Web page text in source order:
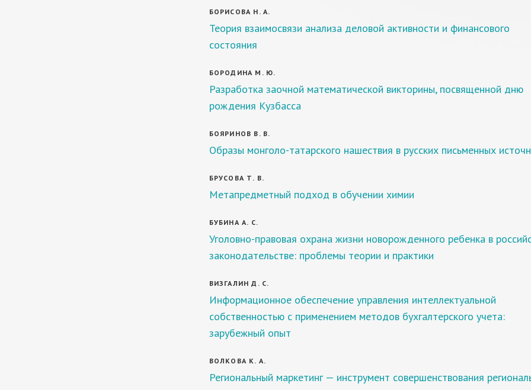
БОРИСОВА Н. А.
Теория взаимосвязи анализа деловой активности и финансового
состояния
БОРОДИНА М. Ю.
Разработка заочной математической викторины, посвященной дню
рождения Кузбасса
БОЯРИНОВ В. В.
Образы монголо-татарского нашествия в русских письменных
БРУСОВА Т. В.
Метапредметный подход в обучении химии
БУБИНА А. С.
Уголовно-правовая охрана жизни новорожденного ребенка в
законодательстве: проблемы теории и практики
ВИЗГАЛИН Д. С.
Информационное обеспечение управления интеллектуальной
собственностью с применением методов бухгалтерского учета:
зарубежный опыт
ВОЛКОВА К. А.
Региональный маркетинг — инструмент совершенствования